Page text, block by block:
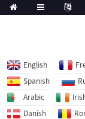
English
Spanish
Arabic
Danish